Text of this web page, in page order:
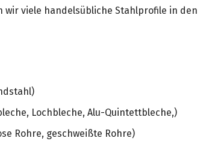
wir viele handelsübliche Stahlprofile in den
Lochbleche, Alu-Quintettbleche,)
Rohre, geschweißte Rohre)